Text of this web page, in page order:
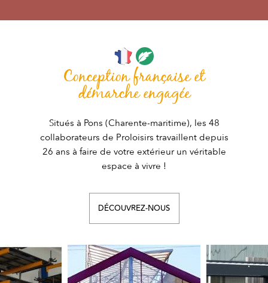
Conception française et
démarche engagée
Situés à Pons (Charente-maritime), les 48
collaborateurs de Proloisirs travaillent depuis
26 ans à faire de votre extérieur un véritable
espace à vivre !
DÉCOUVREZ-NOUS